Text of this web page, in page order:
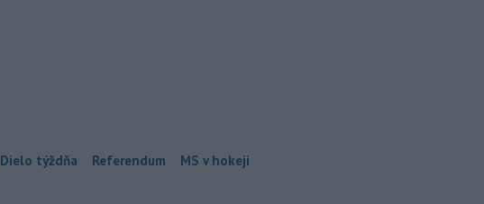
Dielo týždňa Referendum MS v hokeji